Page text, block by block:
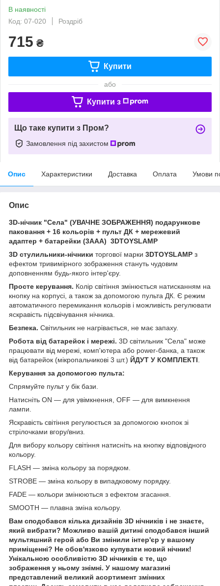
В наявності
Код: 07-020
Роздріб
715 ₴
Купити
або
Купити з
Що таке купити з Пром?
Замовлення під захистом
Опис Характеристики Доставка Оплата Умови
Опис
3D-нічник "Села" (УВАЧНЕ ЗОБРАЖЕННЯ) подарункове
паковання + 16 кольорів + пульт ДК + мережевий
адаптер + батарейки (3ААА) 3DTOYSLAMP
3D стулильники-нічники торгової марки 3DTOYSLAMP з
ефектом тривимірного зображення стануть чудовим
доповненням будь-якого інтер'єру.
Просте керування. Колір світіння змінюється натисканням на
кнопку на корпусі, а також за допомогою пульта ДК. Є режим
автоматичного перемикання кольорів і можливість регулювати
яскравість підсвічування нічника.
Безпека. Світильник не нагрівається, не має запаху.
Робота від батарейок і мережі. 3D світильник "Села" може
працювати від мережі, комп'ютера або power-банка, а також
від батарейок (мікропальчикові 3 шт.) ЙДУТ У КОМПЛЕКТІ
Керування за допомогою пульта:
Спрямуйте пульт у бік бази.
Натисніть ON — для увімкнення, OFF — для вимкнення
лампи.
Яскравість світіння регулюється за допомогою кнопок зі
стрілочками вгору/вниз.
Для вибору кольору світіння натисніть на кнопку відповідного
кольору.
FLASH — зміна кольору за порядком.
STROBE — зміна кольору в випадковому порядку.
FADE — кольори змінюються з ефектом згасання.
SMOOTH — плавна зміна кольору.
Вам сподобався кілька дизайнів 3D нічників і не знаєте,
який вибрати? Можливо вашій дитині сподобався інший
мультяшний герой або Ви змінили інтер'єр у вашому
приміщенні? Не обов'язково купувати новий нічник!
Унікальною особливістю 3D нічників є те, що
зображення у ньому знімні. У нашому магазині
представлений великий асортимент змінних